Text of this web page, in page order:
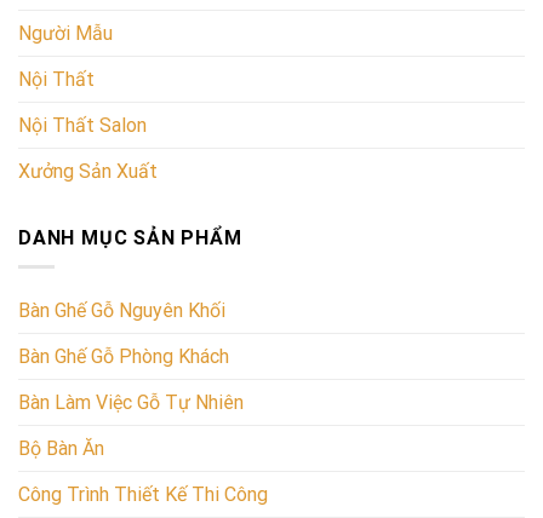
Người Mẫu
Nội Thất
Nội Thất Salon
Xưởng Sản Xuất
DANH MỤC SẢN PHẨM
Bàn Ghế Gỗ Nguyên Khối
Bàn Ghế Gỗ Phòng Khách
Bàn Làm Việc Gỗ Tự Nhiên
Bộ Bàn Ăn
Công Trình Thiết Kế Thi Công